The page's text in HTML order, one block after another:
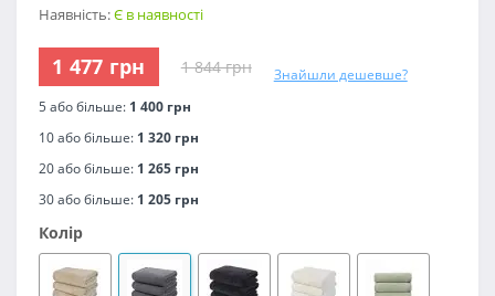
Наявність:Є в наявності
1 477 грн 1 844 грн
Знайшли дешевше?
5 або більше: 1 400 грн
10 або більше: 1 320 грн
20 або більше: 1 265 грн
30 або більше: 1 205 грн
Колір